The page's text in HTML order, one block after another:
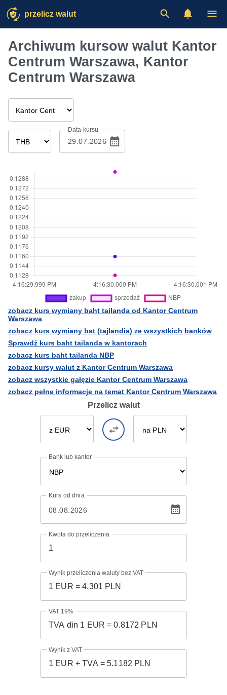
przelicz walut
Archiwum kursow walut Kantor
Centrum Warszawa, Kantor
Centrum Warszawa
Data kursu
zobacz kurs wymiany baht tailanda od Kantor Centrum
Warszawa
zobacz kurs wymiany bat (tajlandia) ze wszystkich banków
Sprawdź kurs baht tailanda w kantorach
zobacz kurs baht tailanda NBP
zobacz kursy walut z Kantor Centrum Warszawa
zobacz wszystkie gałęzie Kantor Centrum Warszawa
zobacz pełne informacje na temat Kantor Centrum Warszawa
Przelicz walut
Bank lub kantor
Kurs od dnia
Kwota do przeliczenia
Wynik przeliczenia waluty bez VAT
VAT 19%
Wynik z VAT